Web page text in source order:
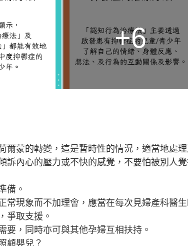
+6
爾蒙的轉變，這是暫時性的情況，適當地處
訴內心的壓力或不快的感覺，不要怕被別人
備。
常現象而不加理會，應當在每次見婦產科醫
爭取支援。
要，同時亦可與其他孕婦互相扶持。
顧嬰兒？